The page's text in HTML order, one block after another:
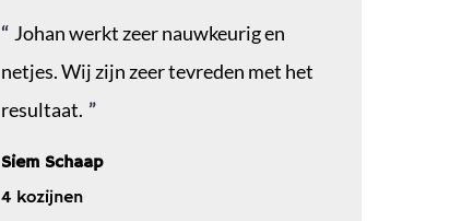
Johan werkt zeer nauwkeurig en
netjes. Wij zijn zeer tevreden met het
resultaat.
Siem Schaap
4 kozijnen